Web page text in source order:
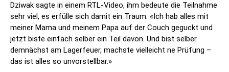
Dziwak sagte in einem RTL-Video, ihm bedeute die Teilnahme
sehr viel, es erfülle sich damit ein Traum. «Ich hab alles mit
meiner Mama und meinem Papa auf der Couch geguckt und
jetzt biste einfach selber ein Teil davon. Und bist selber
demnächst am Lagerfeuer, machste vielleicht ne Prüfung –
das ist alles so unvorstellbar.»